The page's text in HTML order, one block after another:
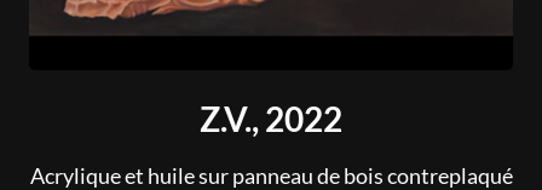
Z.V., 2022
Acrylique et huile sur panneau de bois contreplaqué